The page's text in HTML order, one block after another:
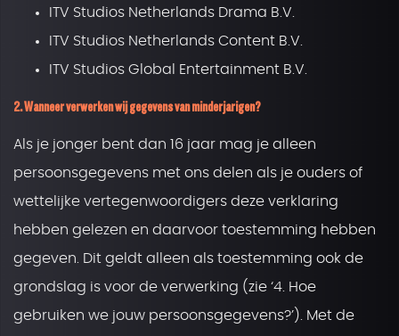
ITV Studios Netherlands Drama B.V.
ITV Studios Netherlands Content B.V.
ITV Studios Global Entertainment B.V.
2. Wanneer verwerken wij gegevens van minderjarigen?
Als je jonger bent dan 16 jaar mag je alleen
persoonsgegevens met ons delen als je ouders of
wettelijke vertegenwoordigers deze verklaring
hebben gelezen en daarvoor toestemming hebben
gegeven. Dit geldt alleen als toestemming ook de
grondslag is voor de verwerking (zie ‘4. Hoe
gebruiken we jouw persoonsgegevens?’). Met de